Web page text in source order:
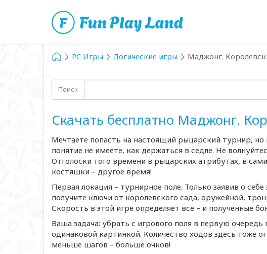
PC Игры Логические игры Маджонг.
Поиск
Скачать бесплатно Маджонг.
Мечтаете попасть на настоящий рыцарский турнир, но
понятие не имеете, как держаться в седле. Не
Отголоски того времени в рыцарских атрибутах, в
костяшки – другое время!
Первая локация – турнирное поле. Только заявив о
получите ключи от королевского сада, оружейной,
Скорость в этой игре определяет все – и полученные
Ваша задача: убрать с игрового поля в первую
одинаковой картинкой. Количество ходов здесь тоже
меньше шагов – больше очков!